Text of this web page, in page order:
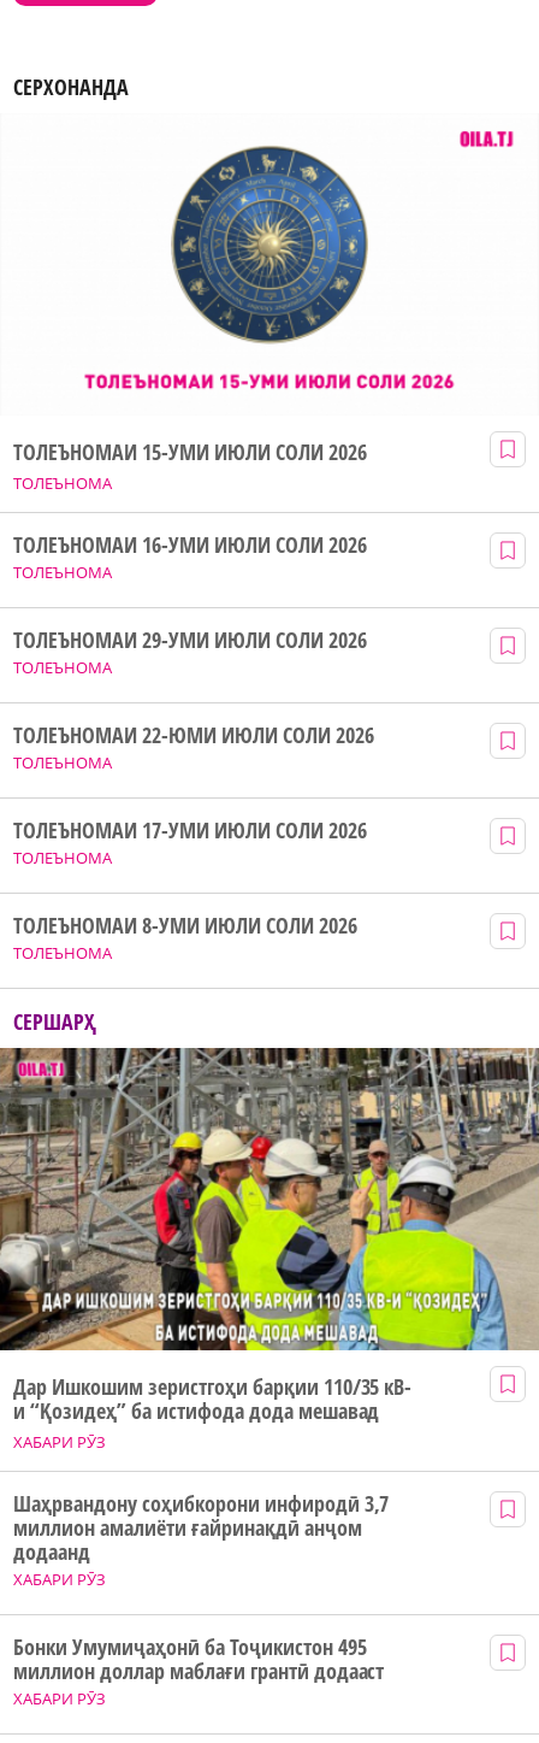
СЕРХОНАНДА
ТОЛЕЪНОМА
ТОЛЕЪНОМАИ 15-УМИ ИЮЛИ СОЛИ 2026
ТОЛЕЪНОМА
ТОЛЕЪНОМАИ 16-УМИ ИЮЛИ СОЛИ 2026
ТОЛЕЪНОМА
ТОЛЕЪНОМАИ 29-УМИ ИЮЛИ СОЛИ 2026
ТОЛЕЪНОМА
ТОЛЕЪНОМАИ 22-ЮМИ ИЮЛИ СОЛИ 2026
ТОЛЕЪНОМА
ТОЛЕЪНОМАИ 17-УМИ ИЮЛИ СОЛИ 2026
ТОЛЕЪНОМА
ТОЛЕЪНОМАИ 8-УМИ ИЮЛИ СОЛИ 2026
СЕРШАРҲ
ХАБАРИ РӮЗ
Дар Ишкошим зеристгоҳи барқии 110/35 кВ-
и “Қозидеҳ” ба истифода дода мешавад
ХАБАРИ РӮЗ
Шаҳрвандону соҳибкорони инфиродӣ 3,7
миллион амалиёти ғайринақдӣ анҷом
додаанд
ХАБАРИ РӮЗ
Бонки Умумиҷаҳонӣ ба Тоҷикистон 495
миллион доллар маблағи грантӣ додааст